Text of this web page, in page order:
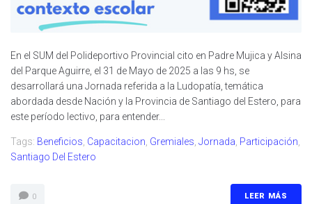
En el SUM del Polideportivo Provincial cito en Padre Mujica y Alsina
del Parque Aguirre, el 31 de Mayo de 2025 a las 9 hs, se
desarrollará una Jornada referida a la Ludopatía, temática
abordada desde Nación y la Provincia de Santiago del Estero, para
este período lectivo, para entender...
Tags: Beneficios Capacitacion Gremiales Jornada Participación
Santiago Del Estero
0 LEER MÁS